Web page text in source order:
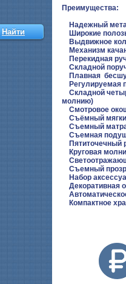
Преимущества:
Надежный
Широкие
Выдвижное
Механизм
Перекидная
Складной
Плавная
Регулируемая
Складной
молнию)
Смотровое
Съёмный
Съемный
Съемная
Пятиточечный
Круговая
Съемный
Набор
Декоративная
Компактное